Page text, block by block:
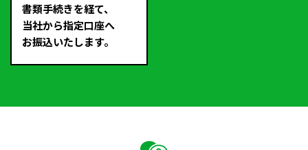
書類手続きを経て、
当社から指定口座へ
お振込いたします。